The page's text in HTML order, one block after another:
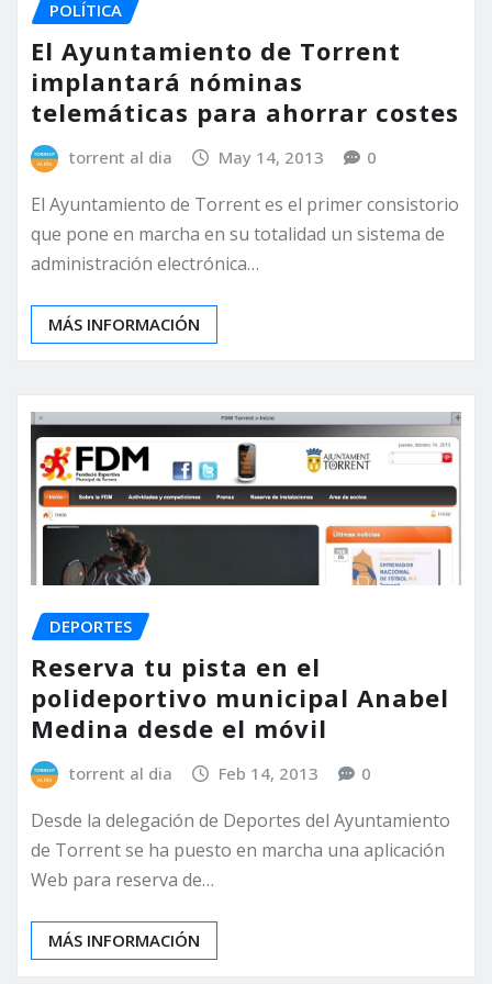
POLÍTICA
El Ayuntamiento de Torrent
implantará nóminas
telemáticas para ahorrar costes
torrent al dia May 14, 2013 0
El Ayuntamiento de Torrent es el primer consistorio
que pone en marcha en su totalidad un sistema de
administración electrónica…
MÁS INFORMACIÓN
DEPORTES
Reserva tu pista en el
polideportivo municipal Anabel
Medina desde el móvil
torrent al dia Feb 14, 2013 0
Desde la delegación de Deportes del Ayuntamiento
de Torrent se ha puesto en marcha una aplicación
Web para reserva de…
MÁS INFORMACIÓN